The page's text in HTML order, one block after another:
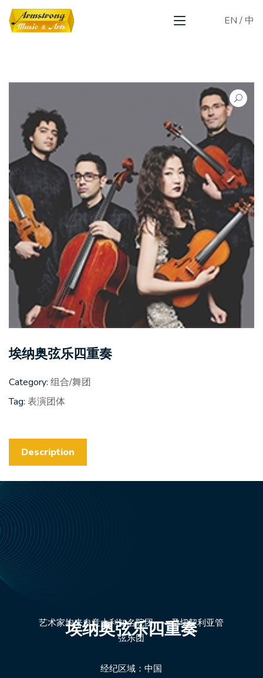
EN / 中
埃纳奥弦乐四重奏
Category: 组合/舞团
Tag: 表演团体
Description
埃纳奥弦乐四重奏
艺术家均来自意大利知名院团——圣切契利亚管
弦乐团
经纪区域：中国